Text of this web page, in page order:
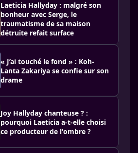
Laeticia Hallyday : malgré son
bonheur avec Serge, le
traumatisme de sa maison
détruite refait surface
« J’ai touché le fond » : Koh-
Lanta Zakariya se confie sur son
drame
Joy Hallyday chanteuse ? :
pourquoi Laeticia a-t-elle choisi
ce producteur de l'ombre ?